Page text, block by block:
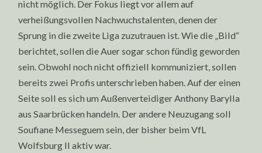
nicht möglich. Der Fokus liegt vor allem auf
verheißungsvollen Nachwuchstalenten, denen der
Sprung in die zweite Liga zuzutrauen ist. Wie die „Bild“
berichtet, sollen die Auer sogar schon fündig geworden
sein. Obwohl noch nicht offiziell kommuniziert, sollen
bereits zwei Profis unterschrieben haben. Auf der einen
Seite soll es sich um Außenverteidiger Anthony Barylla
aus Saarbrücken handeln. Der andere Neuzugang soll
Soufiane Messeguem sein, der bisher beim VfL
Wolfsburg II aktiv war.